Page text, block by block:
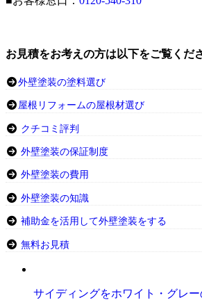
お見積をお考えの方は以下をご覧くだ
外壁塗装の塗料選び
屋根リフォームの屋根材選び
クチコミ評判
外壁塗装の保証制度
外壁塗装の費用
外壁塗装の知識
補助金を活用して外壁塗装をする
無料お見積
サイディングをホワイト・グレ